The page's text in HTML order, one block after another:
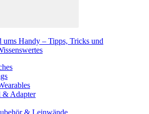
ums Handy – Tipps, Tricks und
& Adapter
& Leinwände